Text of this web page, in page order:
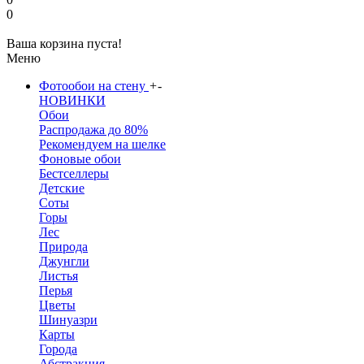
0
Ваша корзина пуста!
Меню
Фотообои на стену +-
НОВИНКИ
Обои
Распродажа до 80%
Рекомендуем на шелке
Фоновые обои
Бестселлеры
Детские
Соты
Горы
Лес
Природа
Джунгли
Листья
Перья
Цветы
Шинуазри
Карты
Города